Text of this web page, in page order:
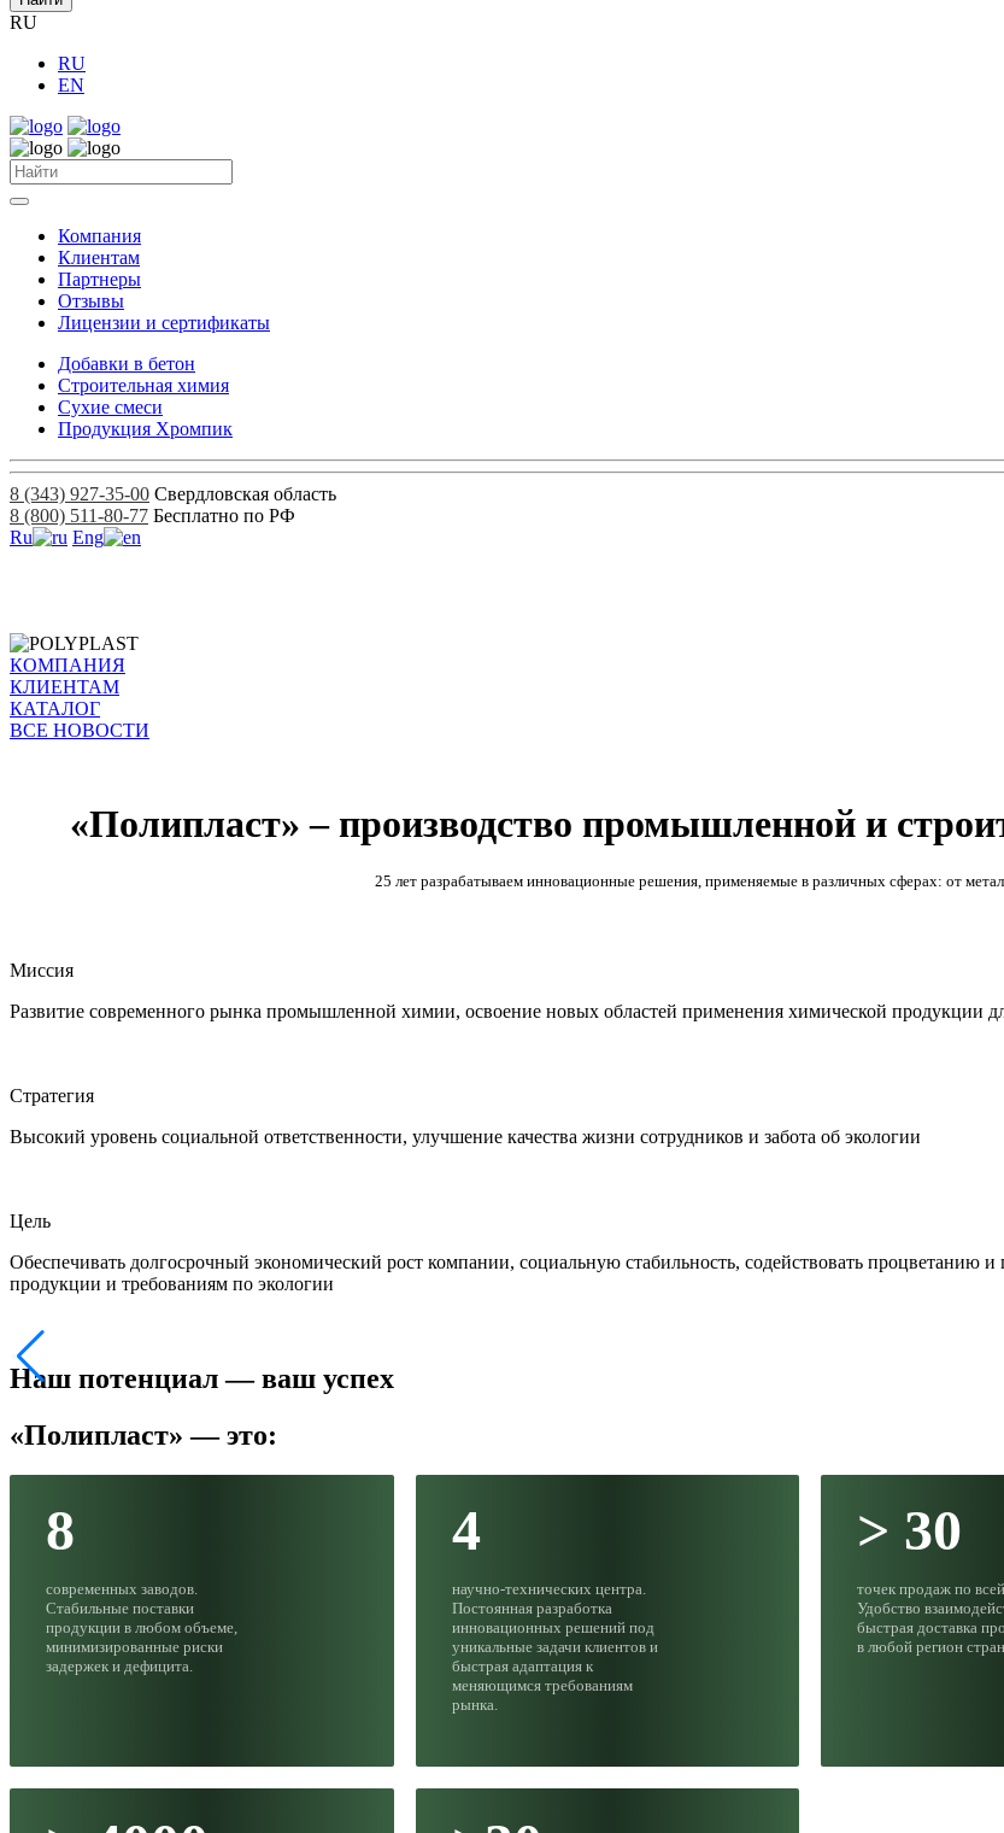
RU
RU
EN
Компания
Клиентам
Партнеры
Отзывы
Лицензии и сертификаты
Добавки в бетон
Строительная химия
Сухие смеси
Продукция Хромпик
8 (343) 927-35-00 Свердловская область
8 (800) 511-80-77 Бесплатно по РФ
Ru
Eng
КОМПАНИЯ
КЛИЕНТАМ
КАТАЛОГ
ВСЕ НОВОСТИ
«Полипласт» – производство промышленной и
25 лет разрабатываем инновационные решения, применяемые в различных сферах: от
Миссия
Развитие современного рынка промышленной химии, освоение новых областей применения химической продукции
Стратегия
Высокий уровень социальной ответственности, улучшение качества жизни сотрудников и забота об экологии
Цель
Обеспечивать долгосрочный экономический рост компании, социальную стабильность, содействовать процветанию и
продукции и требованиям по экологии
Наш потенциал — ваш успех
«Полипласт» — это:
8
современных заводов.
Стабильные поставки
продукции в любом объеме,
минимизированные риски
задержек и дефицита.
4
научно-технических центра.
Постоянная разработка
инновационных решений под
уникальные задачи клиентов и
быстрая адаптация к
меняющимся требованиям
рынка.
> 30
точек продаж по
Удобство
быстрая доставка
в любой регион